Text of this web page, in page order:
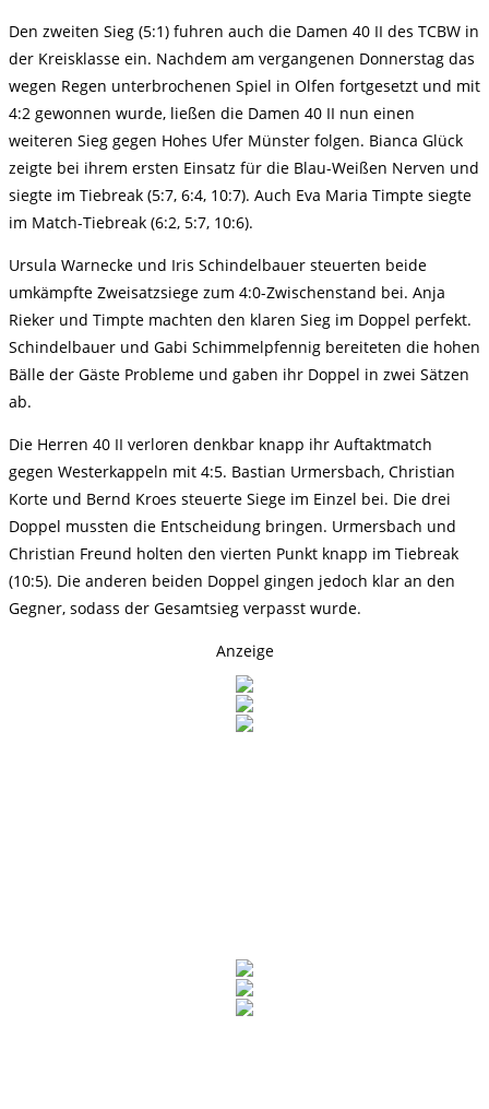
Den zweiten Sieg (5:1) fuhren auch die Damen 40 II des TCBW in
der Kreisklasse ein. Nachdem am vergangenen Donnerstag das
wegen Regen unterbrochenen Spiel in Olfen fortgesetzt und mit
4:2 gewonnen wurde, ließen die Damen 40 II nun einen
weiteren Sieg gegen Hohes Ufer Münster folgen. Bianca Glück
zeigte bei ihrem ersten Einsatz für die Blau-Weißen Nerven und
siegte im Tiebreak (5:7, 6:4, 10:7). Auch Eva Maria Timpte siegte
im Match-Tiebreak (6:2, 5:7, 10:6).
Ursula Warnecke und Iris Schindelbauer steuerten beide
umkämpfte Zweisatzsiege zum 4:0-Zwischenstand bei. Anja
Rieker und Timpte machten den klaren Sieg im Doppel perfekt.
Schindelbauer und Gabi Schimmelpfennig bereiteten die hohen
Bälle der Gäste Probleme und gaben ihr Doppel in zwei Sätzen
ab.
Die Herren 40 II verloren denkbar knapp ihr Auftaktmatch
gegen Westerkappeln mit 4:5. Bastian Urmersbach, Christian
Korte und Bernd Kroes steuerte Siege im Einzel bei. Die drei
Doppel mussten die Entscheidung bringen. Urmersbach und
Christian Freund holten den vierten Punkt knapp im Tiebreak
(10:5). Die anderen beiden Doppel gingen jedoch klar an den
Gegner, sodass der Gesamtsieg verpasst wurde.
Anzeige